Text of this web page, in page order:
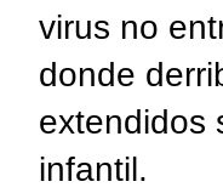
virus no
donde
extendidos
infantil.